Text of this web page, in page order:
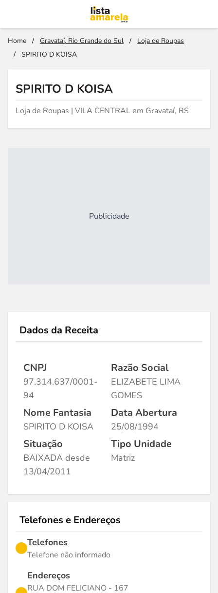
Home / Gravataí, Rio Grande do Sul /
Loja de Roupas
/
SPIRITO D KOISA
SPIRITO D KOISA
Loja de Roupas | VILA CENTRAL em Gravataí, RS
Publicidade
Dados da Receita
CNPJ
97.314.637/0001-
94
Razão Social
ELIZABETE LIMA
GOMES
Nome Fantasia
SPIRITO D KOISA
Data Abertura
25/08/1994
Situação
BAIXADA desde
13/04/2011
Tipo Unidade
Matriz
Telefones e Endereços
Telefones
Telefone não informado
Endereços
RUA DOM FELICIANO - 167